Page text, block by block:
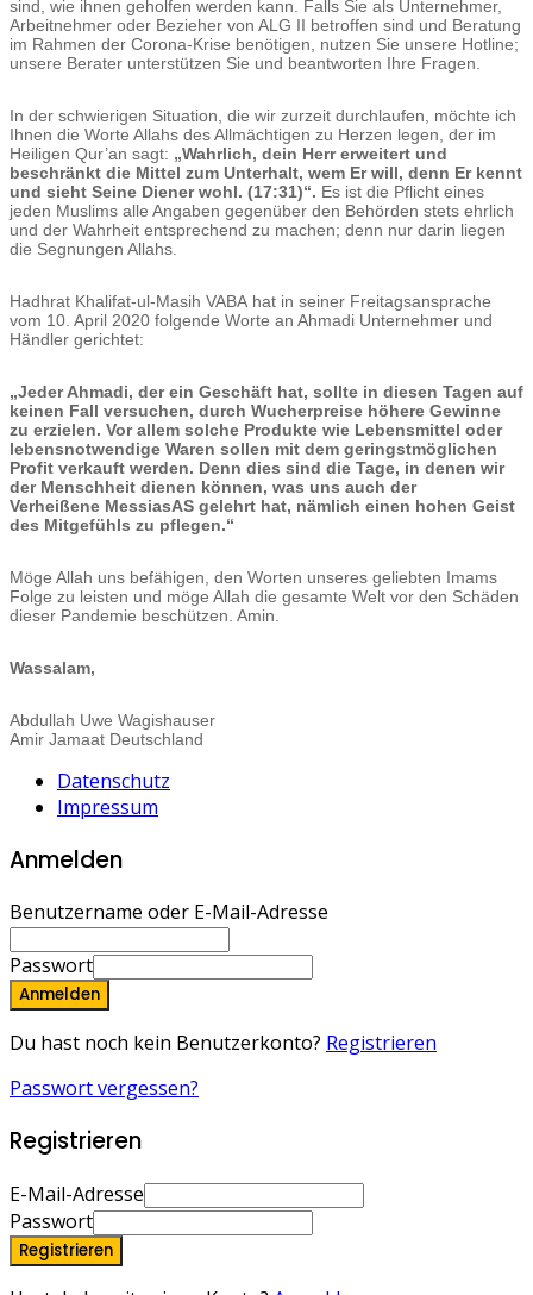
sind, wie ihnen geholfen werden kann. Falls Sie als Unternehmer,
Arbeitnehmer oder Bezieher von ALG II betroffen sind und Beratung
im Rahmen der Corona-Krise benötigen, nutzen Sie unsere Hotline;
unsere Berater unterstützen Sie und beantworten Ihre Fragen.
In der schwierigen Situation, die wir zurzeit durchlaufen, möchte ich
Ihnen die Worte Allahs des Allmächtigen zu Herzen legen, der im
Heiligen Qur’an sagt: „Wahrlich, dein Herr erweitert und
beschränkt die Mittel zum Unterhalt, wem Er will, denn Er kennt
und sieht Seine Diener wohl. (17:31)“. Es ist die Pflicht eines
jeden Muslims alle Angaben gegenüber den Behörden stets ehrlich
und der Wahrheit entsprechend zu machen; denn nur darin liegen
die Segnungen Allahs.
Hadhrat Khalifat-ul-Masih VABA hat in seiner Freitagsansprache
vom 10. April 2020 folgende Worte an Ahmadi Unternehmer und
Händler gerichtet:
„Jeder Ahmadi, der ein Geschäft hat, sollte in diesen Tagen auf
keinen Fall versuchen, durch Wucherpreise höhere Gewinne
zu erzielen. Vor allem solche Produkte wie Lebensmittel oder
lebensnotwendige Waren sollen mit dem geringstmöglichen
Profit verkauft werden. Denn dies sind die Tage, in denen wir
der Menschheit dienen können, was uns auch der
Verheißene MessiasAS gelehrt hat, nämlich einen hohen Geist
des Mitgefühls zu pflegen.“
Möge Allah uns befähigen, den Worten unseres geliebten Imams
Folge zu leisten und möge Allah die gesamte Welt vor den Schäden
dieser Pandemie beschützen. Amin.
Wassalam,
Abdullah Uwe Wagishauser
Amir Jamaat Deutschland
Datenschutz
Impressum
Anmelden
Benutzername oder E-Mail-Adresse
Passwort
Anmelden
Du hast noch kein Benutzerkonto? Registrieren
Passwort vergessen?
Registrieren
E-Mail-Adresse
Passwort
Registrieren